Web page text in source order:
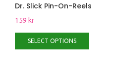
Dr. Slick Pin-On-Reels
159 kr
SELECT OPTIONS